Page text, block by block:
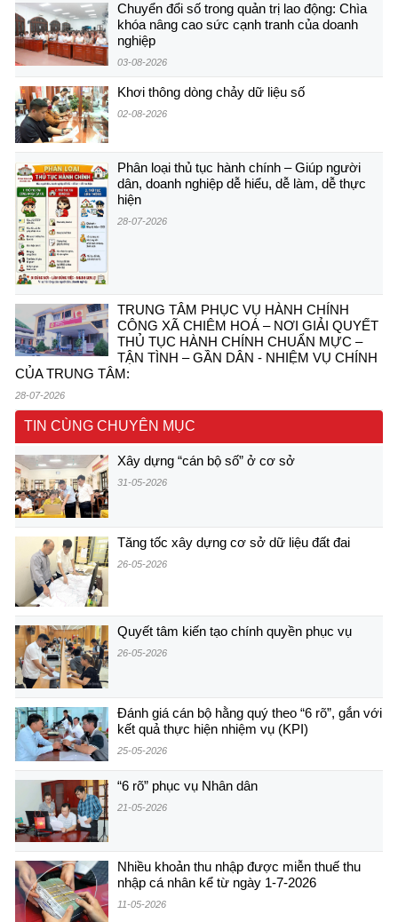
Chuyển đổi số trong quản trị lao động: Chìa
khóa nâng cao sức cạnh tranh của doanh
nghiệp
03-08-2026
Khơi thông dòng chảy dữ liệu số
02-08-2026
Phân loại thủ tục hành chính – Giúp người
dân, doanh nghiệp dễ hiểu, dễ làm, dễ thực
hiện
28-07-2026
TRUNG TÂM PHỤC VỤ HÀNH CHÍNH
CÔNG XÃ CHIÊM HOÁ – NƠI GIẢI QUYẾT
THỦ TỤC HÀNH CHÍNH CHUẨN MỰC –
TẬN TÌNH – GẦN DÂN - NHIỆM VỤ CHÍNH
CỦA TRUNG TÂM:
28-07-2026
TIN CÙNG CHUYÊN MỤC
Xây dựng “cán bộ số” ở cơ sở
31-05-2026
Tăng tốc xây dựng cơ sở dữ liệu đất đai
26-05-2026
Quyết tâm kiến tạo chính quyền phục vụ
26-05-2026
Đánh giá cán bộ hằng quý theo “6 rõ”, gắn với
kết quả thực hiện nhiệm vụ (KPI)
25-05-2026
“6 rõ” phục vụ Nhân dân
21-05-2026
Nhiều khoản thu nhập được miễn thuế thu
nhập cá nhân kể từ ngày 1-7-2026
11-05-2026